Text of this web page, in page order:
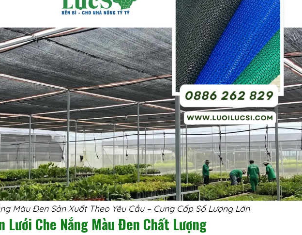
Màu Đen Sản Xuất Theo Yêu Cầu – Cung Cấp Số Lượng Lớn
Lưới Che Nắng Màu Đen Chất Lượng